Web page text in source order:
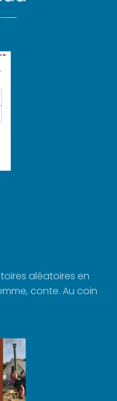
aléatoires en
conte. Au coin